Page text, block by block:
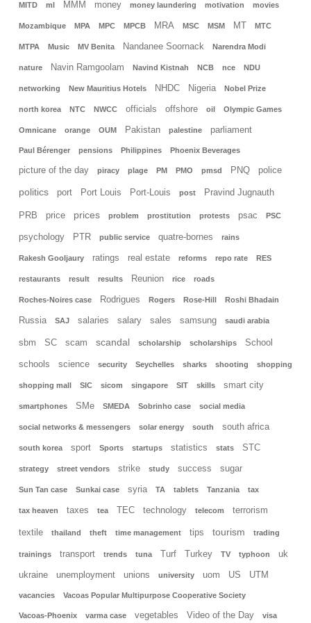
MITD ml MMM money money laundering motivation movies
Mozambique MPA MPC MPCB MRA MSC MSM MT MTC
MTPA Music MV Benita Nandanee Soornack Narendra Modi
nature Navin Ramgoolam Navind Kistnah NCB nce NDU
networking New Mauritius Hotels NHDC Nigeria Nobel Prize
north korea NTC NWCC officials offshore oil Olympic Games
Omnicane orange OUM Pakistan palestine parliament
Paul Bérenger pensions Philippines Phoenix Beverages
picture of the day piracy plage PM PMO pmsd PNQ police
politics port Port Louis Port-Louis post Pravind Jugnauth
PRB price prices problem prostitution protests psac PSC
psychology PTR public service quatre-bornes rains
Rakesh Gooljaury ratings real estate reforms repo rate RES
restaurants result results Reunion rice roads
Roches-Noires case Rodrigues Rogers Rose-Hill Roshi Bhadain
Russia SAJ salaries salary sales samsung saudi arabia
sbm SC scam scandal scholarship scholarships School
schools science security Seychelles sharks shooting shopping
shopping mall SIC sicom singapore SIT skills smart city
smartphones SMe SMEDA Sobrinho case social media
social networks & messengers solar energy south south africa
south korea sport Sports startups statistics stats STC
strategy street vendors strike study success sugar
Sun Tan case Sunkai case syria TA tablets Tanzania tax
tax heaven taxes tea TEC technology telecom terrorism
textile thailand theft time management tips tourism trading
trainings transport trends tuna Turf Turkey TV typhoon uk
ukraine unemployment unions university uom US UTM
vacancies Vacoas Popular Multipurpose Cooperative Society
Vacoas-Phoenix varma case vegetables Video of the Day visa